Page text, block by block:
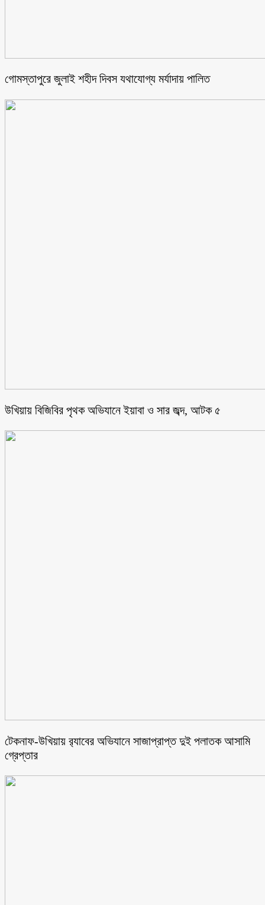
গোমস্তাপুরে জুলাই শহীদ দিবস যথাযোগ্য মর্যাদায় পালিত
উখিয়ায় বিজিবির পৃথক অভিযানে ইয়াবা ও সার জব্দ, আটক ৫
টেকনাফ-উখিয়ায় র‌্যাবের অভিযানে সাজাপ্রাপ্ত দুই পলাতক আসামি
গ্রেপ্তার